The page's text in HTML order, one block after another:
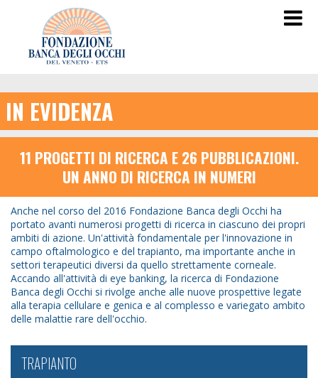
IN EVIDENZA
11 PROGETTI DI RICERCA E 26 PUBBLICAZIONI.
UN ANNO DI RICERCA IN NUMERI
Anche nel corso del 2016 Fondazione Banca degli Occhi ha
portato avanti numerosi progetti di ricerca in ciascuno dei propri
ambiti di azione. Un'attività fondamentale per l'innovazione in
campo oftalmologico e del trapianto, ma importante anche in
settori terapeutici diversi da quello strettamente corneale.
Accando all'attività di eye banking, la ricerca di Fondazione
Banca degli Occhi si rivolge anche alle nuove prospettive legate
alla terapia cellulare e genica e al complesso e variegato ambito
delle malattie rare dell'occhio.
TRAPIANTO